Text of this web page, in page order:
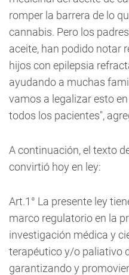
romper la barrera de lo
cannabis. Pero los
aceite, han podido notar
hijos con epilepsia
ayudando a muchas
vamos a legalizar esto
todos los pacientes",
A continuación, el texto
convirtió hoy en ley:
Art.1° La presente ley
marco regulatorio en la
investigación médica y
terapéutico y/o paliativo
garantizando y